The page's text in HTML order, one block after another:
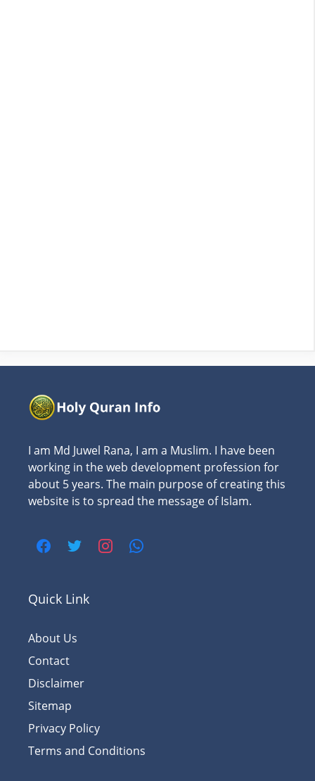
I am Md Juwel Rana, I am a Muslim. I have been
working in the web development profession for
about 5 years. The main purpose of creating this
website is to spread the message of Islam.
Quick Link
About Us
Contact
Disclaimer
Sitemap
Privacy Policy
Terms and Conditions